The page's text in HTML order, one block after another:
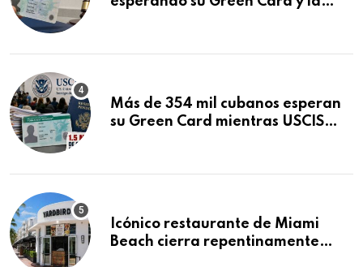
Más de 354 mil cubanos esperan
su Green Card mientras USCIS
Icónico restaurante de Miami
Beach cierra repentinamente